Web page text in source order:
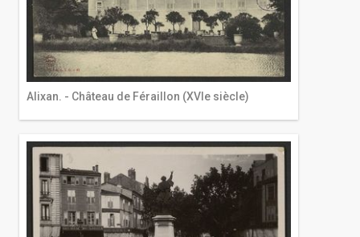
Alixan. - Château de Féraillon (XVIe siècle)